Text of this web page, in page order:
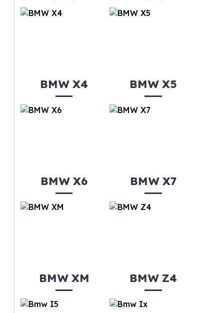
BMW X4 BMW X5
BMW X6 BMW X7
BMW XM BMW Z4